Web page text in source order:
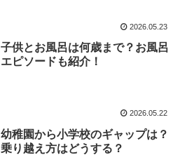
2026.05.23
子供とお風呂は何歳まで？お風呂
エピソードも紹介！
2026.05.22
幼稚園から小学校のギャップは？
乗り越え方はどうする？